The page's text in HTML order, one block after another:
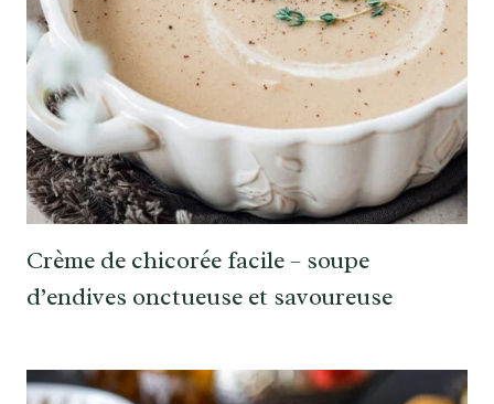
Crème de chicorée facile – soupe
d’endives onctueuse et savoureuse